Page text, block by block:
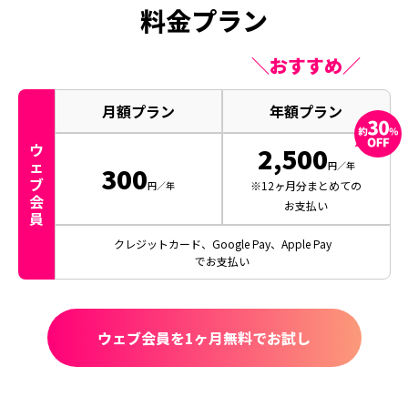
料金プラン
＼おすすめ／
ウ
ェ
ブ
会
員
月額プラン 年額プラン
300円／年
2,500円／年
※12ヶ月分まとめての
お支払い
クレジットカード、Google Pay、Apple Pay
でお支払い
ウェブ会員を1ヶ月無料でお試し